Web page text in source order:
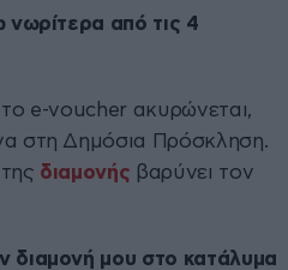
νωρίτερα από τις 4
e-voucher ακυρώνεται,
στη Δημόσια Πρόσκληση.
διαμονής βαρύνει τον
διαμονή μου στο κατάλυμα